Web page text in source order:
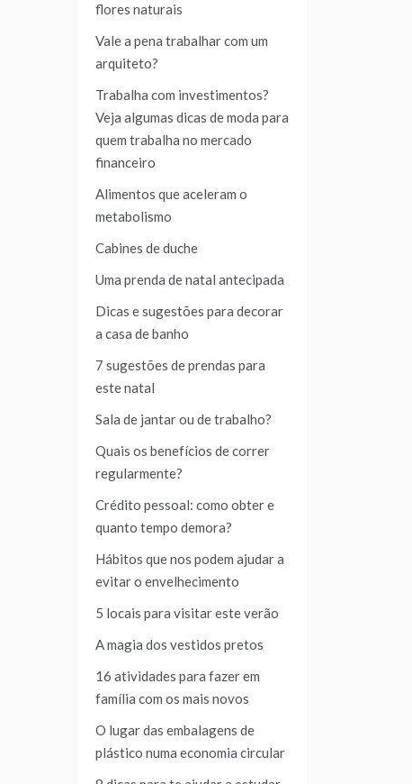
flores naturais
Vale a pena trabalhar com um
arquiteto?
Trabalha com investimentos?
Veja algumas dicas de moda para
quem trabalha no mercado
financeiro
Alimentos que aceleram o
metabolismo
Cabines de duche
Uma prenda de natal antecipada
Dicas e sugestões para decorar
a casa de banho
7 sugestões de prendas para
este natal
Sala de jantar ou de trabalho?
Quais os benefícios de correr
regularmente?
Crédito pessoal: como obter e
quanto tempo demora?
Hábitos que nos podem ajudar a
evitar o envelhecimento
5 locais para visitar este verão
A magia dos vestidos pretos
16 atividades para fazer em
família com os mais novos
O lugar das embalagens de
plástico numa economia circular